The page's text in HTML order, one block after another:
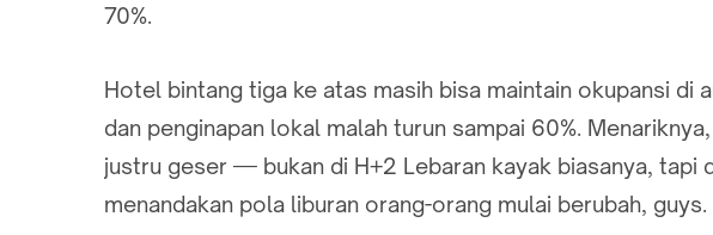
70%.
Hotel bintang tiga ke atas masih bisa maintain okupansi di
dan penginapan lokal malah turun sampai 60%.
justru geser — bukan di H+2 Lebaran kayak biasanya, tapi
menandakan pola liburan orang-orang mulai berubah, guys.